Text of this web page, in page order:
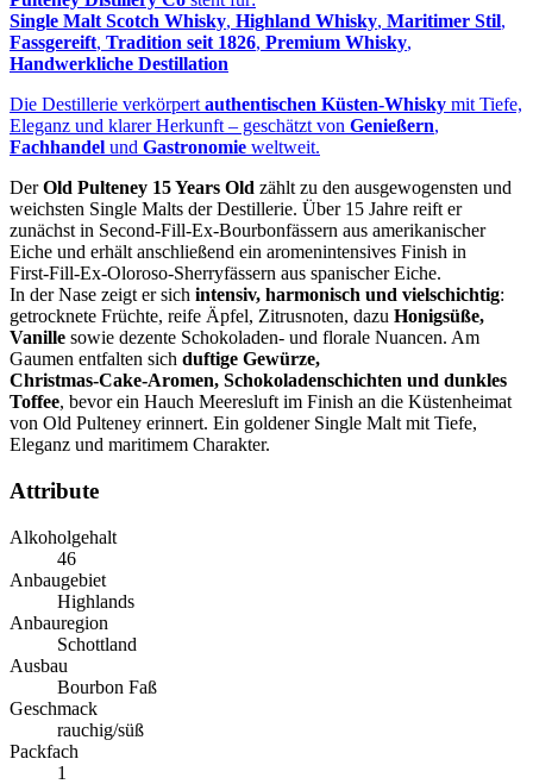
Single Malt Scotch Whisky, Highland Whisky, Maritimer Stil,
Fassgereift, Tradition seit 1826, Premium Whisky,
Handwerkliche Destillation
Die Destillerie verkörpert authentischen Küsten‑Whisky mit Tiefe,
Eleganz und klarer Herkunft – geschätzt von Genießern,
Fachhandel und Gastronomie weltweit.
DerOld Pulteney 15 Years Old zählt zu den ausgewogensten und
weichsten Single Malts der Destillerie. Über 15 Jahre reift er
zunächst in Second‑Fill‑Ex‑Bourbonfässern aus amerikanischer
Eiche und erhält anschließend ein aromenintensives Finish in
First‑Fill‑Ex‑Oloroso‑Sherryfässern aus spanischer Eiche.
In der Nase zeigt er sich intensiv, harmonisch und vielschichtig:
getrocknete Früchte, reife Äpfel, Zitrusnoten, dazu Honigsüße,
Vanille sowie dezente Schokoladen- und florale Nuancen. Am
Gaumen entfalten sich duftige Gewürze,
Christmas‑Cake‑Aromen, Schokoladenschichten und dunkles
Toffee, bevor ein Hauch Meeresluft im Finish an die Küstenheimat
von Old Pulteney erinnert. Ein goldener Single Malt mit Tiefe,
Eleganz und maritimem Charakter.
Attribute
Alkoholgehalt
46
Anbaugebiet
Highlands
Anbauregion
Schottland
Ausbau
Bourbon Faß
Geschmack
rauchig/süß
Packfach
1